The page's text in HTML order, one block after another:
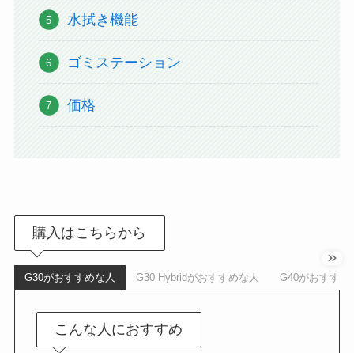
水拭き機能
ゴミステーション
価格
購入はこちらから
G30がおすすめな人 G30 Hybridがおすすめな人 G40がおすすめ
こんな人におすすめ